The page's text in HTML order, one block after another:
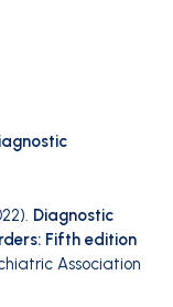
Diagnostic
Fifth edition
Association